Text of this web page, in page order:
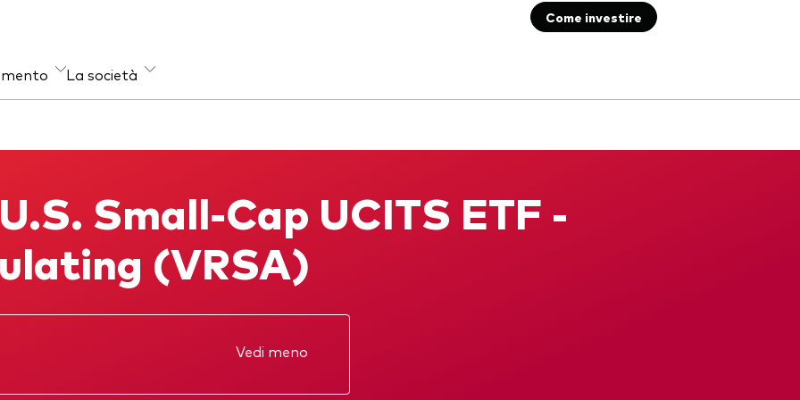
Come investire
Passiva
La società
Small-Cap UCITS ETF -
(VRSA)
Vedi meno
annuale
KID